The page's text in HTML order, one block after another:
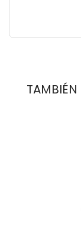
TAMBIÉN